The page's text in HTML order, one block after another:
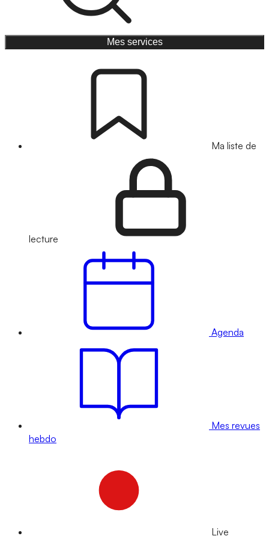
Mes services
Ma liste de
lecture
Agenda
Mes revues
hebdo
Live